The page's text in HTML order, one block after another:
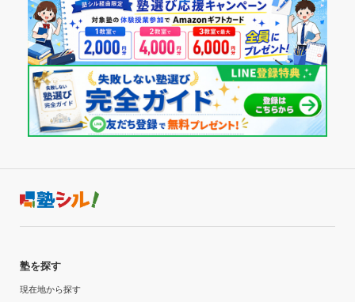
塾を探す
現在地から探す